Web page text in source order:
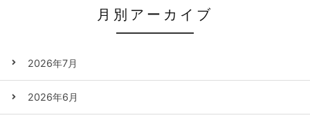
月別アーカイブ
2026年7月
2026年6月